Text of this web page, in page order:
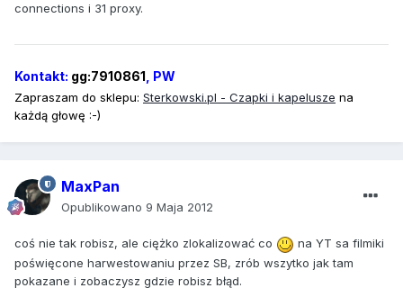
connections i 31 proxy.
Kontakt: gg:7910861 , PW
Zapraszam do sklepu: Sterkowski.pl - Czapki i kapelusze na
każdą głowę :-)
MaxPan
Opublikowano 9 Maja 2012
coś nie tak robisz, ale ciężko zlokalizować co
na YT sa filmiki
poświęcone harwestowaniu przez SB, zrób wszytko jak tam
pokazane i zobaczysz gdzie robisz błąd.